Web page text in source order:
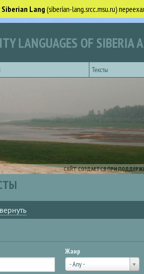
Siberian Lang (siberian-lang.srcc.msu.ru)
LANGUAGES OF SIBERIA
Тексты
САЙТ СОЗДАЕТСЯ ПРИ
Жанр
- Any -